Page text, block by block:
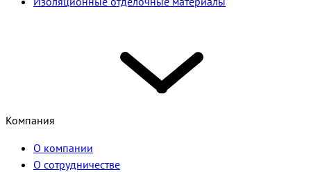
Компания
О компании
О сотрудничестве